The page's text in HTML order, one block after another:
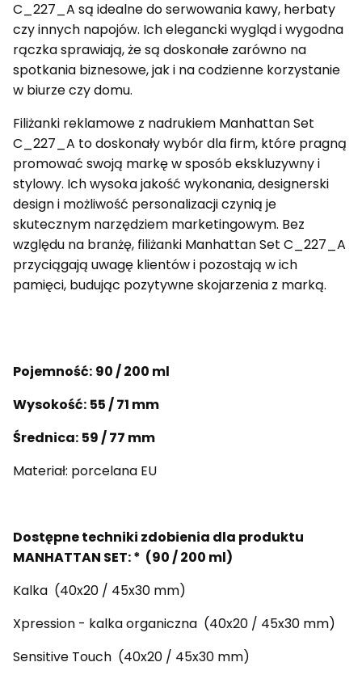
C_227_A są idealne do serwowania kawy, herbaty
czy innych napojów. Ich elegancki wygląd i wygodna
rączka sprawiają, że są doskonałe zarówno na
spotkania biznesowe, jak i na codzienne korzystanie
w biurze czy domu.
Filiżanki reklamowe z nadrukiem Manhattan Set
C_227_A to doskonały wybór dla firm, które pragną
promować swoją markę w sposób ekskluzywny i
stylowy. Ich wysoka jakość wykonania, designerski
design i możliwość personalizacji czynią je
skutecznym narzędziem marketingowym. Bez
względu na branżę, filiżanki Manhattan Set C_227_A
przyciągają uwagę klientów i pozostają w ich
pamięci, budując pozytywne skojarzenia z marką.
Pojemność: 90 / 200 ml
Wysokość: 55 / 71 mm
Średnica: 59 / 77 mm
Materiał: porcelana EU
Dostępne techniki zdobienia dla produktu
MANHATTAN SET: * (90 / 200 ml)
Kalka (40x20 / 45x30 mm)
Xpression - kalka organiczna (40x20 / 45x30 mm)
Sensitive Touch (40x20 / 45x30 mm)